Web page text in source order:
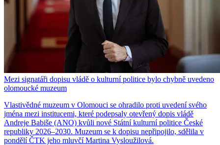
Mezi signatáři dopisu vládě o kulturní politice bylo chybně uvedeno
olomoucké muzeum
Vlastivědné muzeum v Olomouci se ohradilo proti uvedení svého
jména mezi institucemi, které podepsaly otevřený dopis vládě
Andreje Babiše (ANO) kvůli nové Státní kulturní politice České
republiky 2026–2030. Muzeum se k dopisu nepřipojilo, sdělila v
pondělí ČTK jeho mluvčí Martina Vysloužilová.